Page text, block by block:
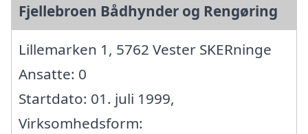
Fjellebroen Bådhynder og Rengøring
Lillemarken 1, 5762 Vester SKERninge
Ansatte: 0
Startdato: 01. juli 1999,
Virksomhedsform: